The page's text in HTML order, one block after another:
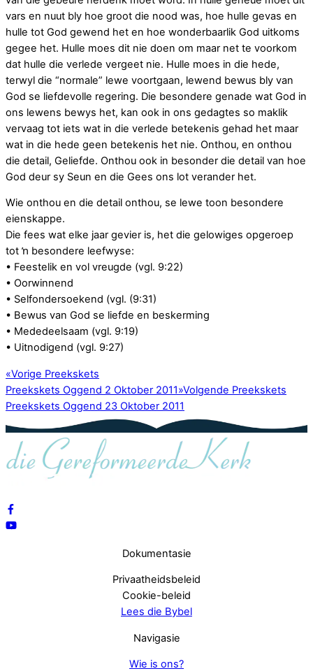
vars en nuut bly hoe groot die nood was, hoe hulle gevas en
hulle tot God gewend het en hoe wonderbaarlik God uitkoms
gegee het. Hulle moes dit nie doen om maar net te voorkom
dat hulle die verlede vergeet nie. Hulle moes in die hede,
terwyl die “normale” lewe voortgaan, lewend bewus bly van
God se liefdevolle regering. Die besondere genade wat God in
ons lewens bewys het, kan ook in ons gedagtes so maklik
vervaag tot iets wat in die verlede betekenis gehad het maar
wat in die hede geen betekenis het nie. Onthou, en onthou
die detail, Geliefde. Onthou ook in besonder die detail van hoe
God deur sy Seun en die Gees ons lot verander het.
Wie onthou en die detail onthou, se lewe toon besondere
eienskappe.
Die fees wat elke jaar gevier is, het die gelowiges opgeroep
tot ŉ besondere leefwyse:
• Feestelik en vol vreugde (vgl. 9:22)
• Oorwinnend
• Selfondersoekend (vgl. (9:31)
• Bewus van God se liefde en beskerming
• Mededeelsaam (vgl. 9:19)
• Uitnodigend (vgl. 9:27)
«Vorige Preekskets
Preekskets Oggend 2 Oktober 2011»Volgende Preekskets
Preekskets Oggend 23 Oktober 2011
Dokumentasie
Privaatheidsbeleid
Cookie-beleid
Lees die Bybel
Navigasie
Wie is ons?